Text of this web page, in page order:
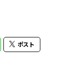
ポスト